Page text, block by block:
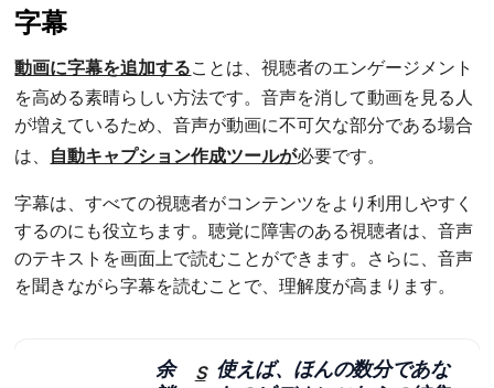
字幕
動画に字幕を追加することは、視聴者のエンゲージメント
を高める素晴らしい方法です。音声を消して動画を見る人
が増えているため、音声が動画に不可欠な部分である場合
は、 自動キャプション作成ツールが必要です。
字幕は、すべての視聴者がコンテンツをより利用しやすく
するのにも役立ちます。聴覚に障害のある視聴者は、音声
のテキストを画面上で読むことができます。さらに、音声
を聞きながら字幕を読むことで、理解度が高まります。
余
S 使えば、ほんの数分であな